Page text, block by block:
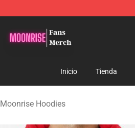
Inicio Tienda
Moonrise Hoodies